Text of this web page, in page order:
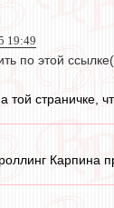
19:49
по этой ссылке(
страничке,
Карпина